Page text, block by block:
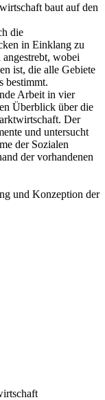
baut auf den
die
in Einklang zu
wobei
ist, die alle Gebiete
bestimmt.
Arbeit in vier
Überblick über die
Der
und untersucht
der Sozialen
der vorhandenen
und Konzeption der